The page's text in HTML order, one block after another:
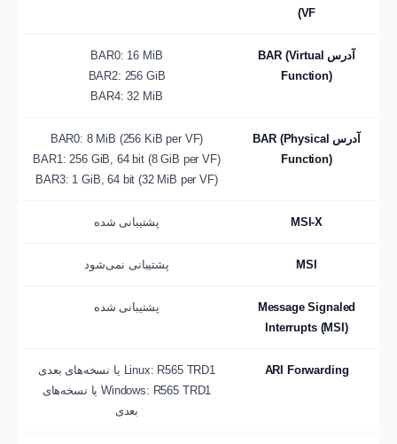
VF)
آدرس BAR (Virtual
Function)
BAR0: 16 MiB
BAR2: 256 GiB
BAR4: 32 MiB
آدرس BAR (Physical
Function)
BAR0: 8 MiB (256 KiB per VF)
BAR1: 256 GiB, 64 bit (8 GiB per VF)
BAR3: 1 GiB, 64 bit (32 MiB per VF)
MSI-X پشتیبانی شده
MSI پشتیبانی نمی‌شود
Message Signaled
Interrupts (MSI)
پشتیبانی شده
ARI Forwarding
Linux: R565 TRD1 یا نسخه‌های بعدی
Windows: R565 TRD1 یا نسخه‌های
بعدی